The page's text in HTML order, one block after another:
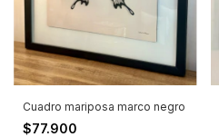
Cuadro mariposa marco negro
$77.900